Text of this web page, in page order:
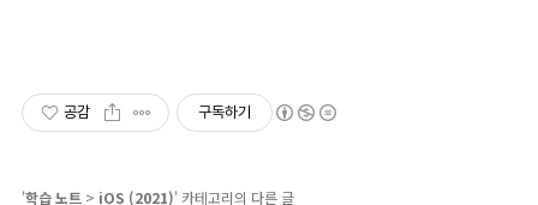
공감 구독하기
'학습 노트 > iOS (2021)' 카테고리의 다른 글